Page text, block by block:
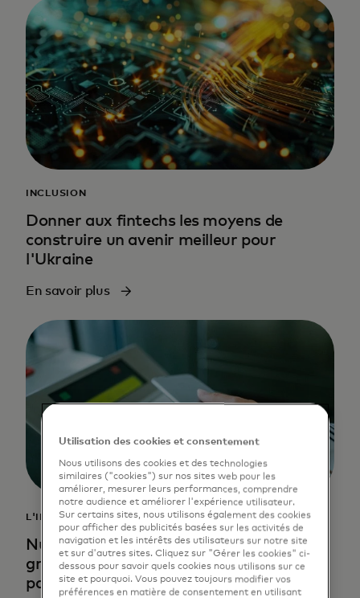
INCLUSION
Donner aux fintechs les moyens de
construire un avenir meilleur pour
l'Ukraine
En savoir plus
L'INNOVATION
Numériser les économies européennes
grâce aux partenariats numériques par
pays
Utilisation des cookies et consentement
Nous utilisons des cookies et des technologies
similaires ("cookies") sur nos sites web pour les
améliorer, mesurer leurs performances, comprendre
notre audience et améliorer l'expérience utilisateur.
Sur certains sites, nous utilisons également des cookies
pour afficher des publicités basées sur les activités de
navigation et les intérêts des utilisateurs sur notre site
et sur d'autres sites. Cliquez sur "Gérer les cookies" ci-
dessous pour savoir quels cookies nous utilisons sur ce
site et pourquoi. Vous pouvez toujours modifier vos
préférences en matière de consentement en utilisant